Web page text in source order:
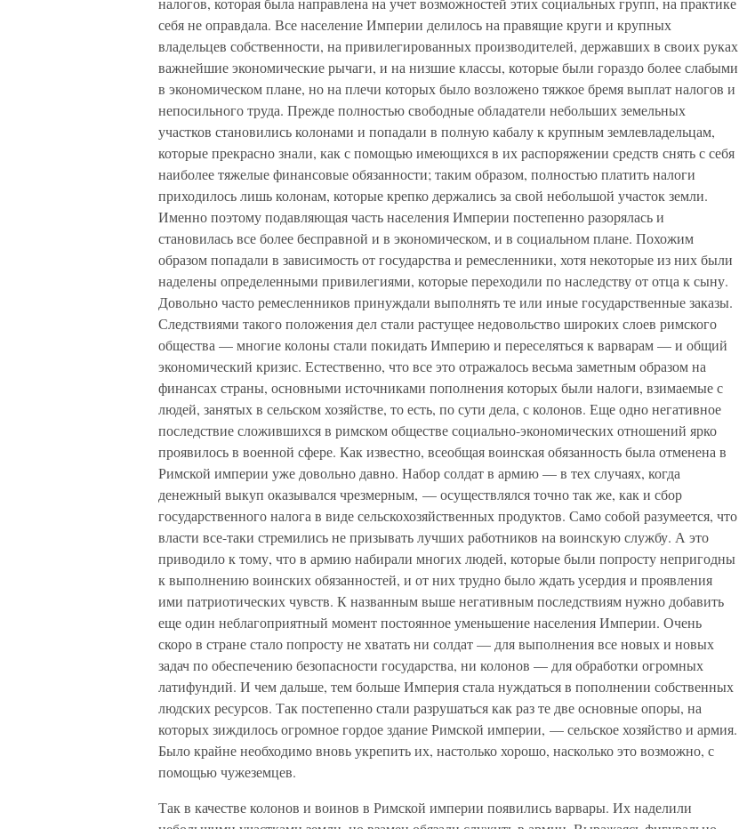
себя не оправдала. Все население Империи делилось на правящие круги и крупных
владельцев собственности, на привилегированных производителей, державших в своих руках
важнейшие экономические рычаги, и на низшие классы, которые были гораздо более слабыми
в экономическом плане, но на плечи которых было возложено тяжкое бремя выплат налогов и
непосильного труда. Прежде полностью свободные обладатели небольших земельных
участков становились колонами и попадали в полную кабалу к крупным землевладельцам,
которые прекрасно знали, как с помощью имеющихся в их распоряжении средств снять с себя
наиболее тяжелые финансовые обязанности; таким образом, полностью платить налоги
приходилось лишь колонам, которые крепко держались за свой небольшой участок земли.
Именно поэтому подавляющая часть населения Империи постепенно разорялась и
становилась все более бесправной и в экономическом, и в социальном плане. Похожим
образом попадали в зависимость от государства и ремесленники, хотя некоторые из них были
наделены определенными привилегиями, которые переходили по наследству от отца к сыну.
Довольно часто ремесленников принуждали выполнять те или иные государственные заказы.
Следствиями такого положения дел стали растущее недовольство широких слоев римского
общества — многие колоны стали покидать Империю и переселяться к варварам — и общий
экономический кризис. Естественно, что все это отражалось весьма заметным образом на
финансах страны, основными источниками пополнения которых были налоги, взимаемые с
людей, занятых в сельском хозяйстве, то есть, по сути дела, с колонов. Еще одно негативное
последствие сложившихся в римском обществе социально-экономических отношений ярко
проявилось в военной сфере. Как известно, всеобщая воинская обязанность была отменена в
Римской империи уже довольно давно. Набор солдат в армию — в тех случаях, когда
денежный выкуп оказывался чрезмерным, — осуществлялся точно так же, как и сбор
государственного налога в виде сельскохозяйственных продуктов. Само собой разумеется, что
власти все-таки стремились не призывать лучших работников на воинскую службу. А это
приводило к тому, что в армию набирали многих людей, которые были попросту непригодны
к выполнению воинских обязанностей, и от них трудно было ждать усердия и проявления
ими патриотических чувств. К названным выше негативным последствиям нужно добавить
еще один неблагоприятный момент постоянное уменьшение населения Империи. Очень
скоро в стране стало попросту не хватать ни солдат — для выполнения все новых и новых
задач по обеспечению безопасности государства, ни колонов — для обработки огромных
латифундий. И чем дальше, тем больше Империя стала нуждаться в пополнении собственных
людских ресурсов. Так постепенно стали разрушаться как раз те две основные опоры, на
которых зиждилось огромное гордое здание Римской империи, — сельское хозяйство и армия.
Было крайне необходимо вновь укрепить их, настолько хорошо, насколько это возможно, с
помощью чужеземцев.
Так в качестве колонов и воинов в Римской империи появились варвары. Их наделили